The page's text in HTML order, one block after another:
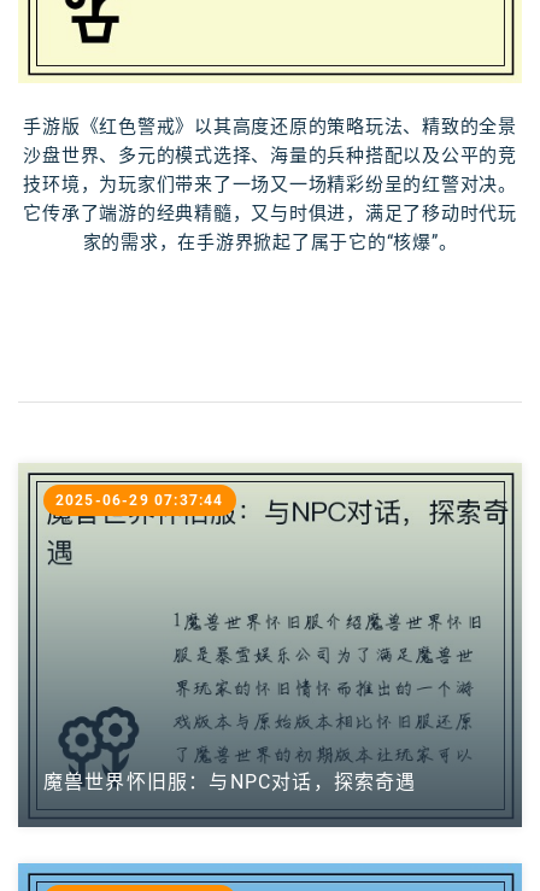
手游版《红色警戒》以其高度还原的策略玩法、精致的全景
沙盘世界、多元的模式选择、海量的兵种搭配以及公平的竞
技环境，为玩家们带来了一场又一场精彩纷呈的红警对决。
它传承了端游的经典精髓，又与时俱进，满足了移动时代玩
家的需求，在手游界掀起了属于它的“核爆”。
魔兽世界怀旧服：与NPC对话，探索奇遇
2025-06-29 07:37:44